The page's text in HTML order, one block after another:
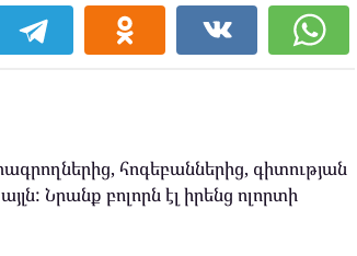
հոգեբաններից, գիտության
Նրանք բոլորն էլ իրենց ոլորտի